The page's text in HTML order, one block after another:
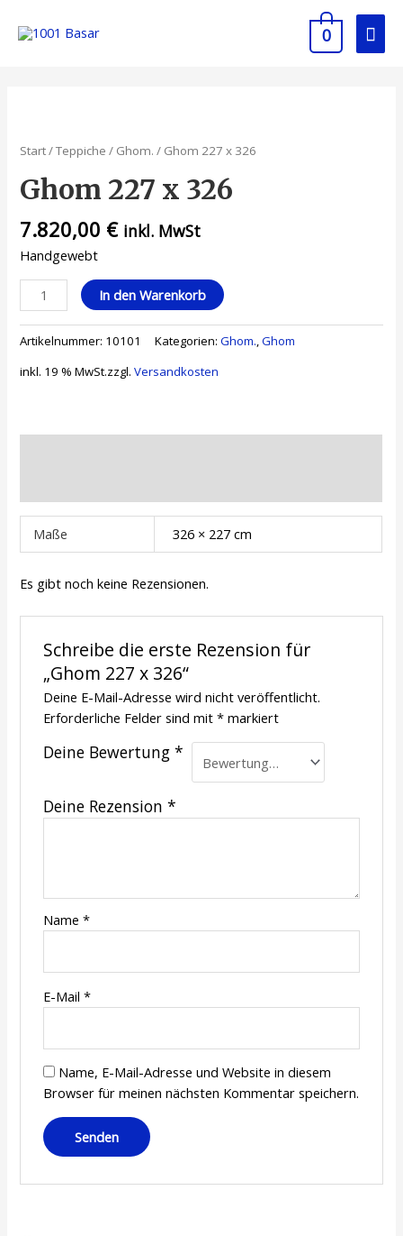
0
Start/Teppiche / Ghom. / Ghom 227 x 326
Ghom 227 x 326
7.820,00 € inkl. MwSt
Handgewebt
In den Warenkorb
Artikelnummer: 10101 Kategorien:Ghom.,Ghom
inkl. 19 % MwSt.zzgl.Versandkosten
Maße 326 × 227 cm
Es gibt noch keine Rezensionen.
Schreibe die erste Rezension für
„Ghom 227 x 326“
Deine E-Mail-Adresse wird nicht veröffentlicht.
Erforderliche Felder sind mit *markiert
Deine Bewertung *
Deine Rezension *
Name *
E-Mail *
Name, E-Mail-Adresse und Website in diesem
Browser für meinen nächsten Kommentar speichern.